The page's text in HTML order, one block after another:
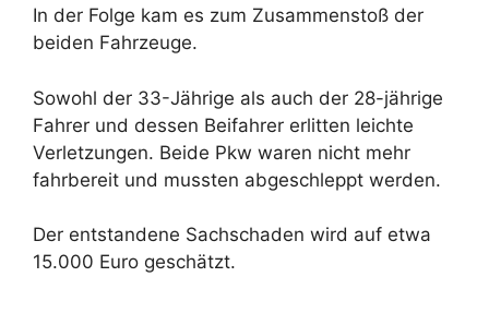
In der Folge kam es zum Zusammenstoß der
beiden Fahrzeuge.
Sowohl der 33-Jährige als auch der 28-jährige
Fahrer und dessen Beifahrer erlitten leichte
Verletzungen. Beide Pkw waren nicht mehr
fahrbereit und mussten abgeschleppt werden.
Der entstandene Sachschaden wird auf etwa
15.000 Euro geschätzt.